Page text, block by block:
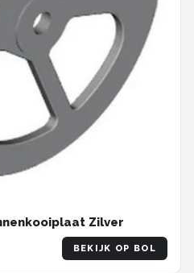
Zilver
BEKIJK OP BOL